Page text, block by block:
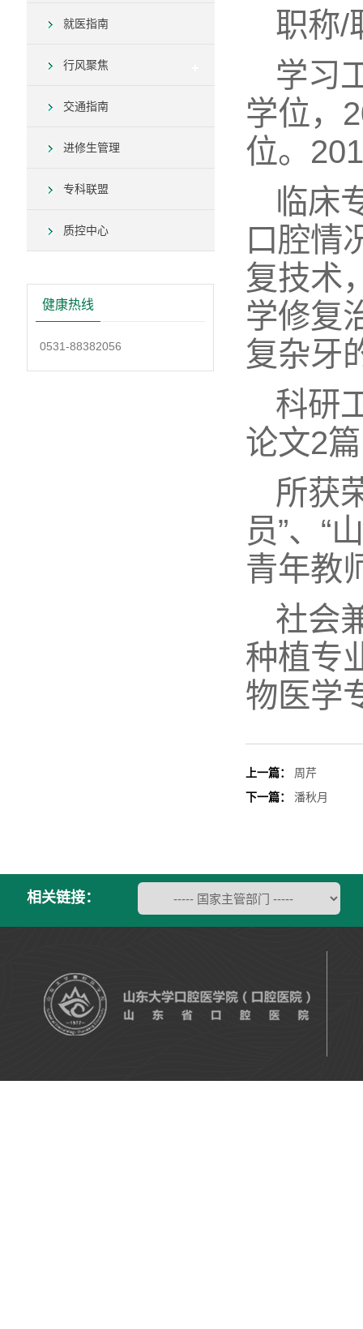
就医指南
行风聚焦
交通指南
进修生管理
专科联盟
质控中心
健康热线
0531-88382056
职称/
学习
学位，
位。
临床
口腔情
复技术
学修复
复杂牙
科研
论文2
所获
员”、“
青年教
社会
种植专
物医学
上一篇：
周芹
下一篇：
潘秋月
相关链接：